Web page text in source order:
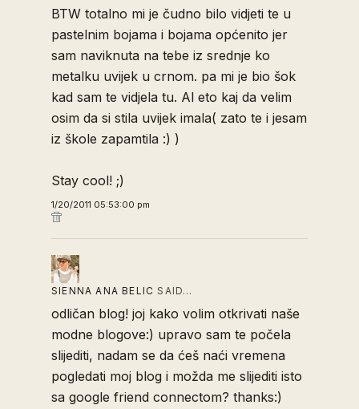
BTW totalno mi je čudno bilo vidjeti te u
pastelnim bojama i bojama općenito jer
sam naviknuta na tebe iz srednje ko
metalku uvijek u crnom. pa mi je bio šok
kad sam te vidjela tu. Al eto kaj da velim
osim da si stila uvijek imala( zato te i jesam
iz škole zapamtila :) )
Stay cool! ;)
1/20/2011 05:53:00 pm
SIENNA ANA BELIC SAID…
odličan blog! joj kako volim otkrivati naše
modne blogove:) upravo sam te počela
slijediti, nadam se da ćeš naći vremena
pogledati moj blog i možda me slijediti isto
sa google friend connectom? thanks:)